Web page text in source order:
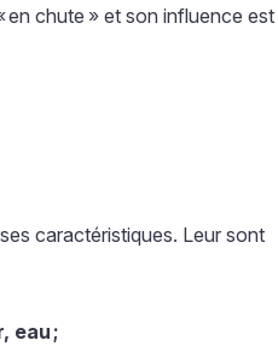
en chute » et son influence est
caractéristiques. Leur sont
eau ;